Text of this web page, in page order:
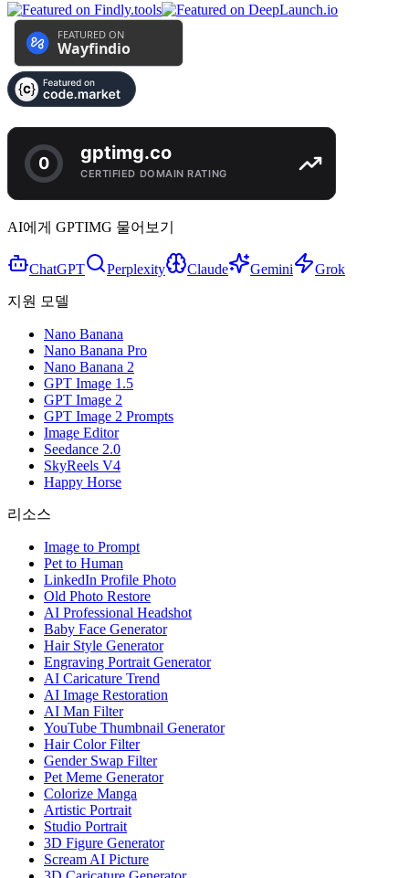
AI에게 GPTIMG 물어보기
ChatGPT Perplexity Claude Gemini Grok
지원 모델
Nano Banana
Nano Banana Pro
Nano Banana 2
GPT Image 1.5
GPT Image 2
GPT Image 2 Prompts
Image Editor
Seedance 2.0
SkyReels V4
Happy Horse
리소스
Image to Prompt
Pet to Human
LinkedIn Profile Photo
Old Photo Restore
AI Professional Headshot
Baby Face Generator
Hair Style Generator
Engraving Portrait Generator
AI Caricature Trend
AI Image Restoration
AI Man Filter
YouTube Thumbnail Generator
Hair Color Filter
Gender Swap Filter
Pet Meme Generator
Colorize Manga
Artistic Portrait
Studio Portrait
3D Figure Generator
Scream AI Picture